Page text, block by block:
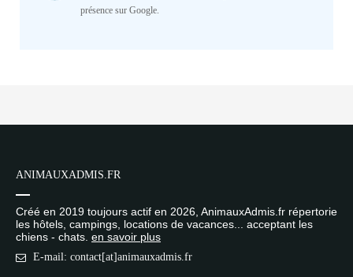
présence sur Google.
ANIMAUXADMIS.FR
Créé en 2019 toujours actif en 2026, AnimauxAdmis.fr répertorie
les hôtels, campings, locations de vacances... acceptant les
chiens - chats. en savoir plus
E-mail: contact[at]animauxadmis.fr